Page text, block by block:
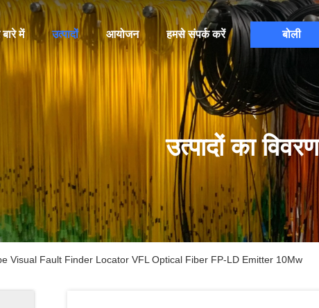
बारे में उत्पादों आयोजन हमसे संपर्क करें बोली
उत्पादों का विवरण
Visual Fault Finder Locator VFL Optical Fiber FP-LD Emitter 10Mw